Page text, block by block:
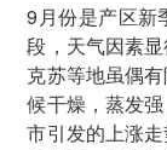
9月份是产区新
段，天气因素
克苏等地虽偶
候干燥，蒸发
市引发的上涨